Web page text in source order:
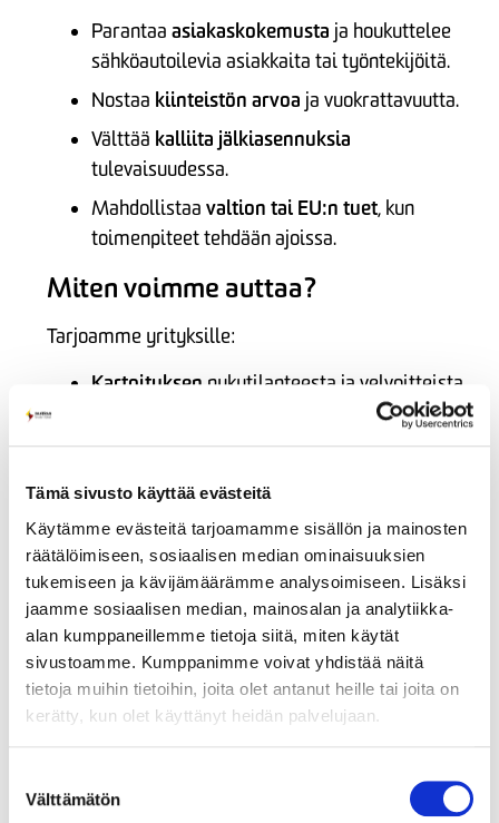
Tämä sivusto käyttää evästeitä
Käytämme evästeitä tarjoamamme sisällön ja mainosten
räätälöimiseen, sosiaalisen median ominaisuuksien
tukemiseen ja kävijämäärämme analysoimiseen. Lisäksi
jaamme sosiaalisen median, mainosalan ja analytiikka-
alan kumppaneillemme tietoja siitä, miten käytät
sivustoamme. Kumppanimme voivat yhdistää näitä
tietoja muihin tietoihin, joita olet antanut heille tai joita on
kerätty, kun olet käyttänyt heidän palvelujaan.
valinta
Välttämätön
Parantaaasiakaskokemusta ja houkuttelee
sähköautoilevia asiakkaita tai työntekijöitä.
Nostaa kiinteistön arvoa ja vuokrattavuutta.
Välttää kalliita jälkiasennuksia
tulevaisuudessa.
Mahdollistaavaltion tai EU:n tuet, kun
toimenpiteet tehdään ajoissa.
Miten voimme auttaa?
Tarjoamme yrityksille:
Kartoituksen nykytilanteesta ja velvoitteista
toteutuksenavaimet käteen -periaatteella
Etävalvonnan ja hallinnan
kustannukset pysyvät hallinnassa
Tuki- ja rahoitusneuvontaa, jos haluat
hyödyntää saatavilla olevia tukia
Tiedätkö, mitä vaatimuksia yrityksesi kiinteistöön
sovelletaan? Me autamme selvittämään ja
toteuttamaan.